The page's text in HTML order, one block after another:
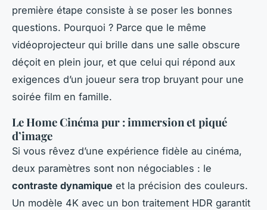
première étape consiste à se poser les bonnes
questions. Pourquoi ? Parce que le même
vidéoprojecteur qui brille dans une salle obscure
déçoit en plein jour, et que celui qui répond aux
exigences d’un joueur sera trop bruyant pour une
soirée film en famille.
Le Home Cinéma pur : immersion et piqué
d’image
Si vous rêvez d’une expérience fidèle au cinéma,
deux paramètres sont non négociables : le
contraste dynamique et la précision des couleurs.
Un modèle 4K avec un bon traitement HDR garantit